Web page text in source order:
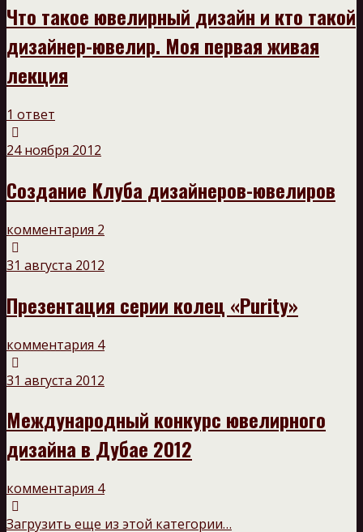
Что такое ювелирный дизайн и кто такой
дизайнер-ювелир. Моя первая живая
лекция
1 ответ
24 ноября 2012
Создание Клуба дизайнеров-ювелиров
комментария 2
31 августа 2012
Презентация серии колец «Purity»
комментария 4
31 августа 2012
Международный конкурс ювелирного
дизайна в Дубае 2012
комментария 4
Загрузить еще из этой категории…